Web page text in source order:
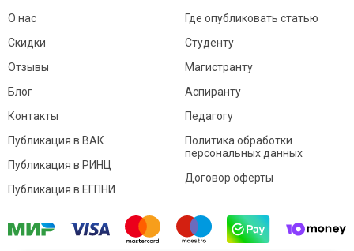
О нас
Скидки
Отзывы
Блог
Контакты
Где опубликовать статью
Студенту
Магистранту
Аспиранту
Педагогу
Публикация в ВАК
Публикация в РИНЦ
Публикация в ЕГПНИ
Политика обработки
персональных данных
Договор оферты